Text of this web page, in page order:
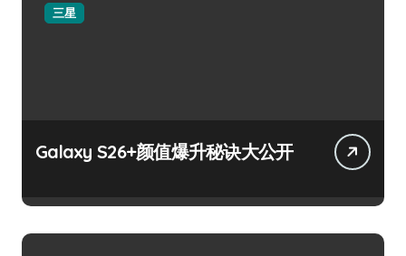
三星
Galaxy S26+颜值爆升秘诀大公开